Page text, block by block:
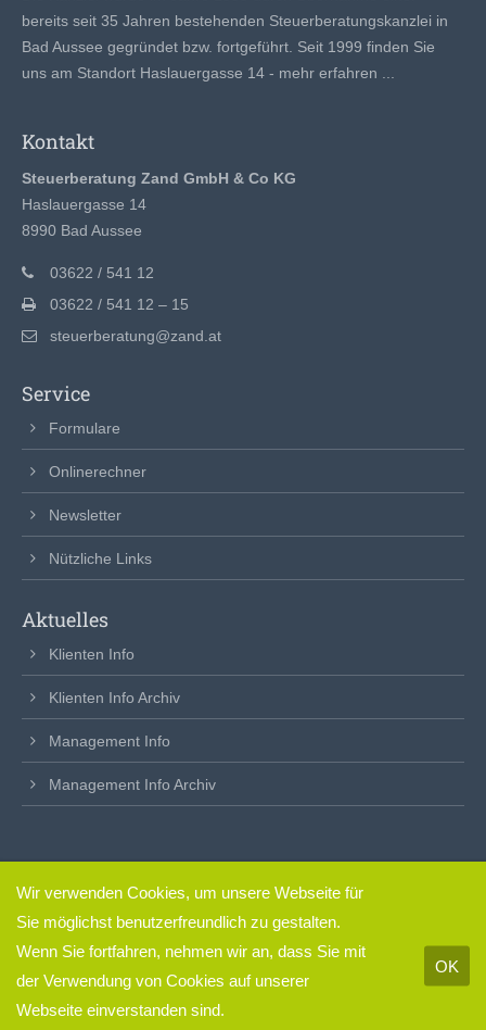
bereits seit 35 Jahren bestehenden Steuerberatungskanzlei in
Bad Aussee gegründet bzw. fortgeführt. Seit 1999 finden Sie
uns am Standort Haslauergasse 14 - mehr erfahren ...
Kontakt
Steuerberatung Zand GmbH & Co KG
Haslauergasse 14
8990 Bad Aussee
03622 / 541 12
03622 / 541 12 – 15
steuerberatung@zand.at
Service
Formulare
Onlinerechner
Newsletter
Nützliche Links
Aktuelles
Klienten Info
Klienten Info Archiv
Management Info
Management Info Archiv
clickfertig
– so einfach.
Impressum & Datenschutz
Wir verwenden Cookies, um unsere Webseite für
Sie möglichst benutzerfreundlich zu gestalten.
Wenn Sie fortfahren, nehmen wir an, dass Sie mit
der Verwendung von Cookies auf unserer
Webseite einverstanden sind.
OK